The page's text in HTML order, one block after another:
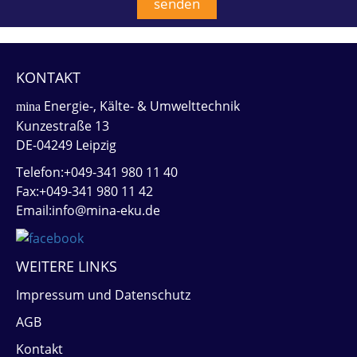
KONTAKT
mina Energie-, Kälte- & Umwelttechnik
Kunzestraße 13
DE-04249 Leipzig
Telefon:+049-341 980 11 40
Fax:+049-341 980 11 42
Email:info@mina-eku.de
WEITERE LINKS
Impressum und Datenschutz
AGB
Kontakt